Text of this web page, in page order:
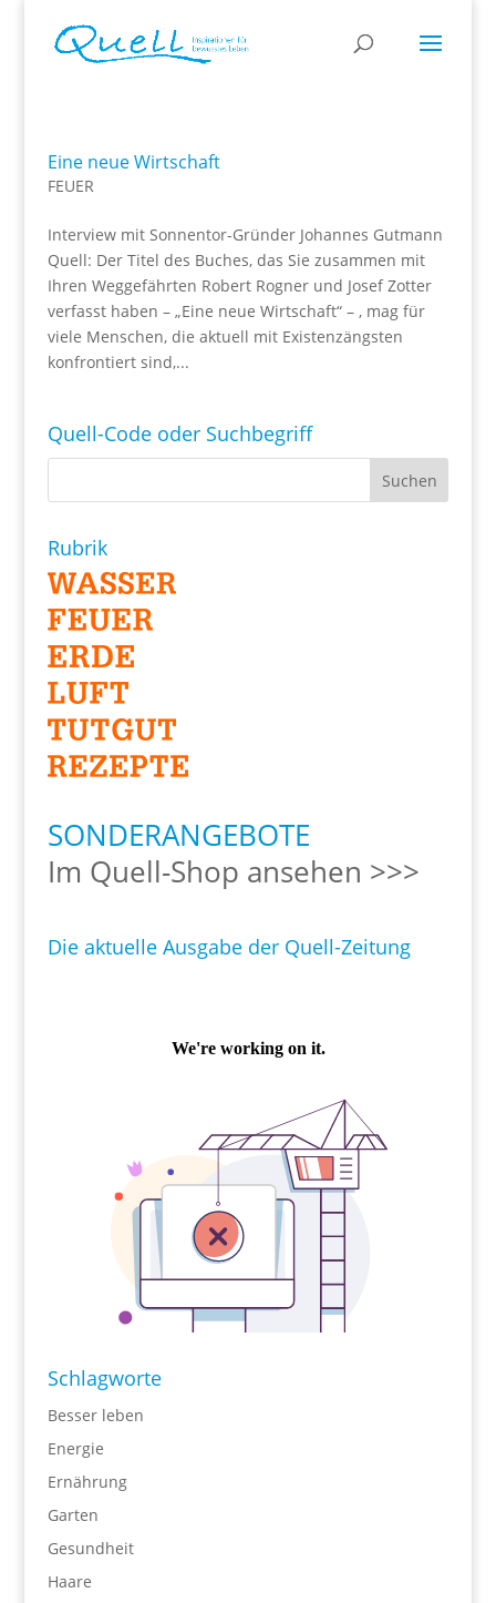
Eine neue Wirtschaft
FEUER
Interview mit Sonnentor-Gründer Johannes Gutmann
Quell: Der Titel des Buches, das Sie zusammen mit
Ihren Weggefährten Robert Rogner und Josef Zotter
verfasst haben – „Eine neue Wirtschaft“ – , mag für
viele Menschen, die aktuell mit Existenzängsten
konfrontiert sind,...
Quell-Code oder Suchbegriff
Rubrik
SONDERANGEBOTE
Im Quell-Shop ansehen >>>
Die aktuelle Ausgabe der Quell-Zeitung
Schlagworte
Besser leben
Energie
Ernährung
Garten
Gesundheit
Haare